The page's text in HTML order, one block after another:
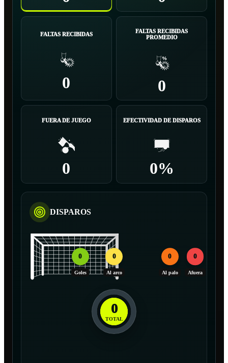
FALTAS RECIBIDAS
0
FALTAS RECIBIDAS
PROMEDIO
0
FUERA DE JUEGO
0
EFECTIVIDAD DE DISPAROS
0%
DISPAROS
0
Goles
0
Al arco
0
Al palo
0
Afuera
0
TOTAL